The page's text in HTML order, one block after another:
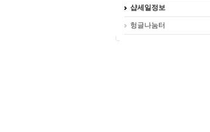
샵세일정보
헝글나눔터